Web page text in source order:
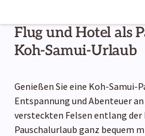
Flug und Hotel als
Koh-Samui-Urlaub
Genießen Sie eine Koh-Samui-
Entspannung und Abenteuer
versteckten Felsen entlang der
Pauschalurlaub ganz bequem